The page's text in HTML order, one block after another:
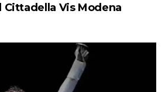
Vis Modena